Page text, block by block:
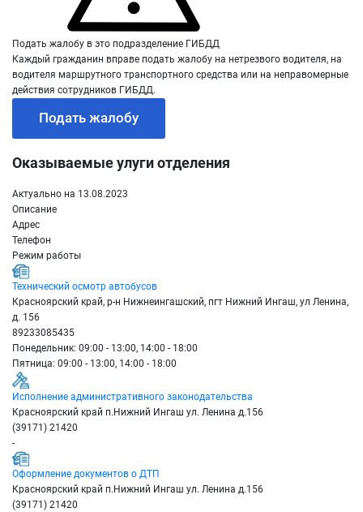
Подать жалобу в это подразделение ГИБДД
Каждый гражданин вправе подать жалобу на нетрезвого водителя, на
водителя маршрутного транспортного средства или на неправомерные
действия сотрудников ГИБДД.
Подать жалобу
Оказываемые улуги отделения
Актуально на 13.08.2023
Описание
Адрес
Телефон
Режим работы
Технический осмотр автобусов
Красноярский край, р-н Нижнеингашский, пгт Нижний Ингаш, ул Ленина,
д. 156
89233085435
Понедельник: 09:00 - 13:00, 14:00 - 18:00
Пятница: 09:00 - 13:00, 14:00 - 18:00
Исполнение административного законодательства
Красноярский край п.Нижний Ингаш ул. Ленина д.156
(39171) 21420
-
Оформление документов о ДТП
Красноярский край п.Нижний Ингаш ул. Ленина д.156
(39171) 21420